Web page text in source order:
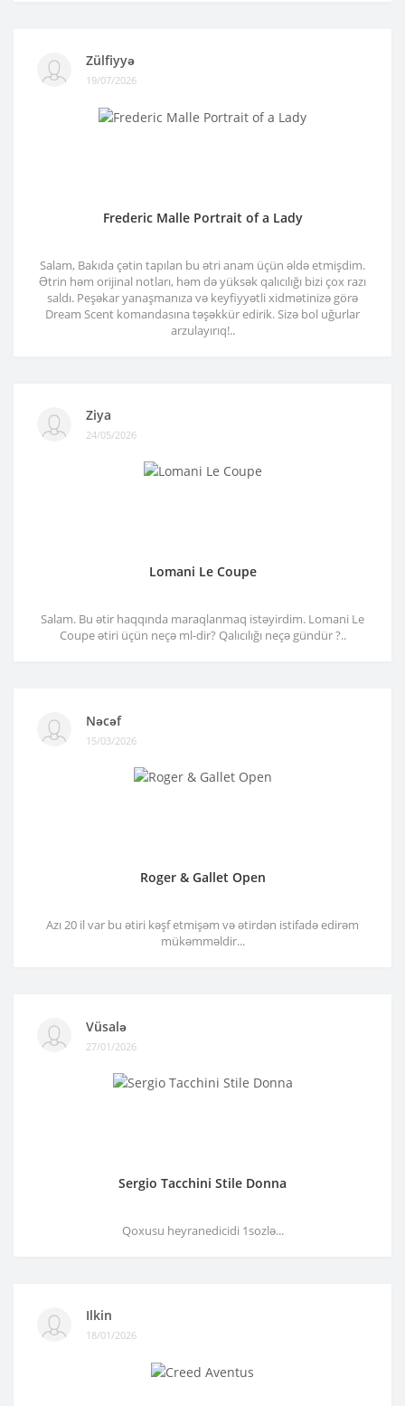
Zülfiyyə
19/07/2026
Frederic Malle Portrait of a Lady
Salam, Bakıda çətin tapılan bu ətri anam üçün əldə etmişdim.
Ətrin həm orijinal notları, həm də yüksək qalıcılığı bizi çox razı
saldı. Peşəkar yanaşmanıza və keyfiyyətli xidmətinizə görə
Dream Scent komandasına təşəkkür edirik. Sizə bol uğurlar
arzulayırıq!..
Ziya
24/05/2026
Lomani Le Coupe
Salam. Bu ətir haqqında maraqlanmaq istəyirdim. Lomani Le
Coupe ətiri üçün neçə ml-dir? Qalıcılığı neçə gündür ?..
Nəcəf
15/03/2026
Roger & Gallet Open
Azı 20 il var bu ətiri kəşf etmişəm və ətirdən istifadə edirəm
mükəmməldir...
Vüsalə
27/01/2026
Sergio Tacchini Stile Donna
Qoxusu heyranedicidi 1sozlə...
Ilkin
18/01/2026